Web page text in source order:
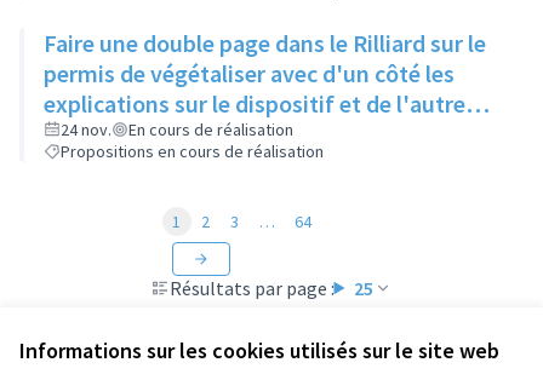
Informations sur les cookies utilisés sur le site web
Faire une double page dans le Rilliard sur le
permis de végétaliser avec d'un côté les
explications sur le dispositif et de l'autre
côté des exemples concrets de lieux à
investir
24 nov.
En cours de réalisation
Propositions en cours de réalisation
Résultats par page : 25
1 2 3 … 64